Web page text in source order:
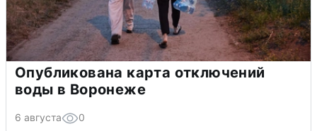
Опубликована карта отключений
воды в Воронеже
6 августа 0